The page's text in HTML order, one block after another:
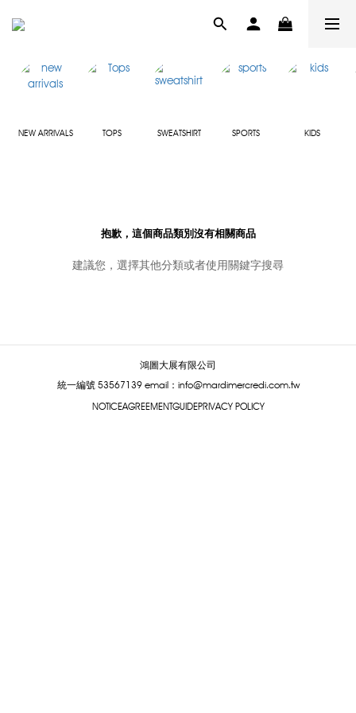
NEW ARRIVALS TOPS SWEATSHIRT SPORTS KIDS
抱歉，這個商品類別沒有相關商品
建議您，選擇其他分類或者使用關鍵字搜尋
鴻圖大展有限公司
統一編號 53567139 email：info@mardimercredi.com.tw
NOTICEAGREEMENTGUIDEPRIVACY POLICY